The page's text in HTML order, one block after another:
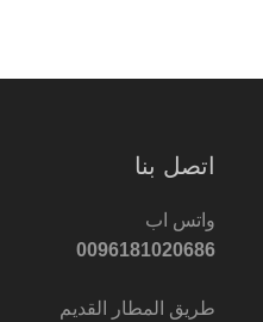
اتصل بنا
واتس اب
0096181020686
طريق المطار القديم